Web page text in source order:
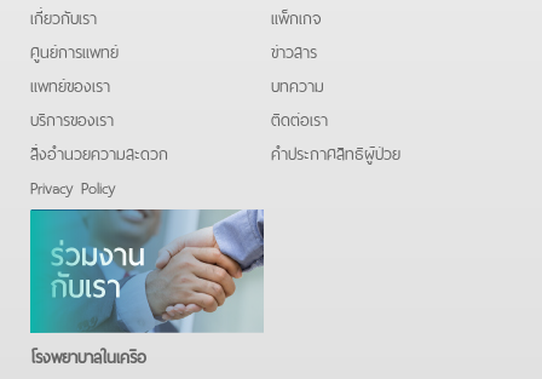
เกี่ยวกับเรา
ศูนย์การแพทย์
แพทย์ของเรา
บริการของเรา
สิ่งอำนวยความสะดวก
Privacy Policy
แพ็กเกจ
ข่าวสาร
บทความ
ติดต่อเรา
คําประกาศสิทธิผู้ป่วย
โรงพยาบาลในเครือ